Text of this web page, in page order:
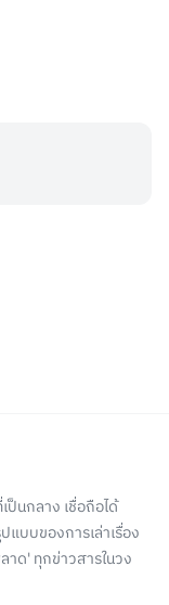
ป็นกลาง เชื่อถือได้
แบบของการเล่าเรื่อง
าด' ทุกข่าวสารในวง